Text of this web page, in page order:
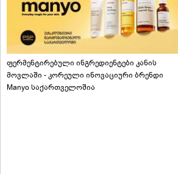
ფერმენტირებული ინგრედიენტები კანის
მოვლაში - კორეული ინოვაციური ბრენდი
Manyo საქართველოშია